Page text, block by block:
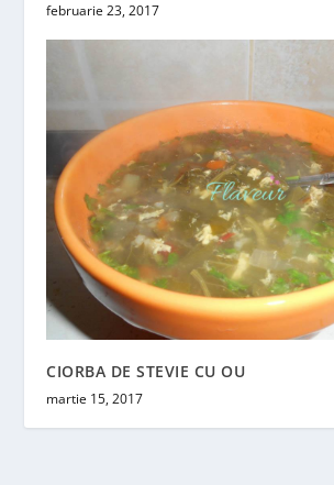
februarie 23, 2017
CIORBA DE STEVIE CU OU
martie 15, 2017